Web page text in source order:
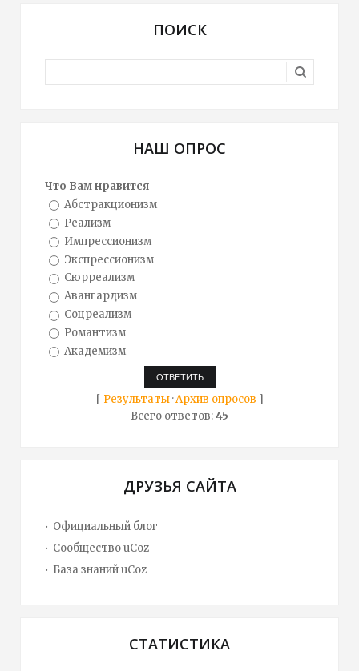
ПОИСК
НАШ ОПРОС
Что Вам нравится
Абстракционизм
Реализм
Импрессионизм
Экспрессионизм
Сюрреализм
Авангардизм
Соцреализм
Романтизм
Академизм
[ Результаты·Архив опросов ]
Всего ответов:45
ДРУЗЬЯ САЙТА
Официальный блог
Сообщество uCoz
База знаний uCoz
СТАТИСТИКА